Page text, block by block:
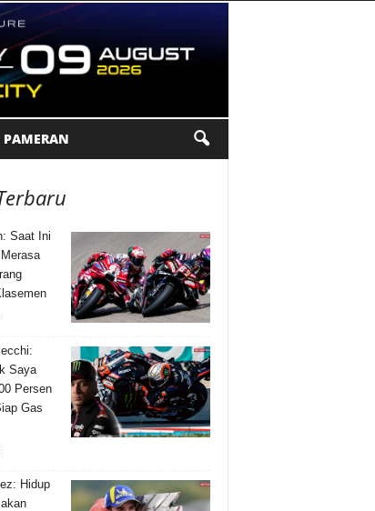
PAMERAN
Saat Ini
Saya
Persen
Gas
Hidup